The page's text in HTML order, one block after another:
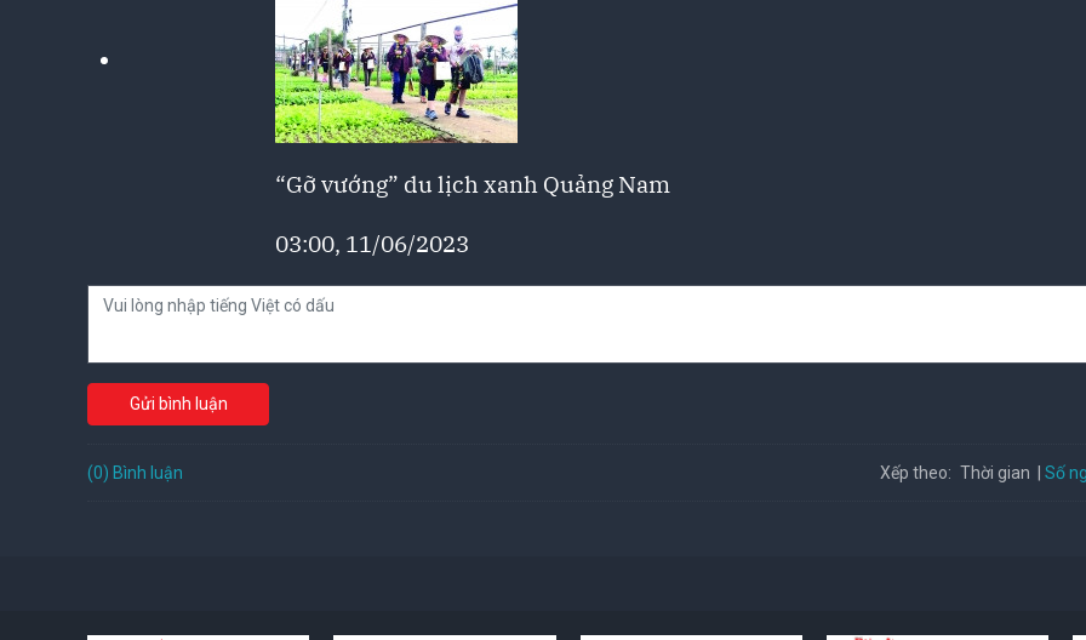
“Gỡ vướng” du lịch xanh Quảng Nam
03:00, 11/06/2023
Gửi bình luận
(0) Bình luận Xếp theo: Thời gian Số